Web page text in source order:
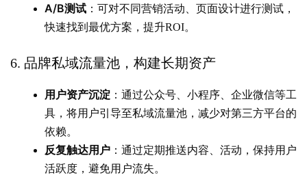
A/B测试 ：可对不同营销活动、页面设计进行测试，
快速找到最优方案，提升ROI。
6. 品牌私域流量池，构建长期资产
用户资产沉淀 ：通过公众号、小程序、企业微信等工
具，将用户引导至私域流量池，减少对第三方平台的
依赖。
反复触达用户 ：通过定期推送内容、活动，保持用户
活跃度，避免用户流失。